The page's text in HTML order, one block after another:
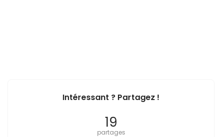
Intéressant ? Partagez !
19
partages